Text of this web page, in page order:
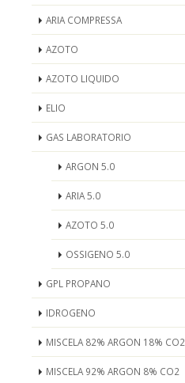
ARIA COMPRESSA
AZOTO
AZOTO LIQUIDO
ELIO
GAS LABORATORIO
ARGON 5.0
ARIA 5.0
AZOTO 5.0
OSSIGENO 5.0
GPL PROPANO
IDROGENO
MISCELA 82% ARGON 18% CO2
MISCELA 92% ARGON 8% CO2